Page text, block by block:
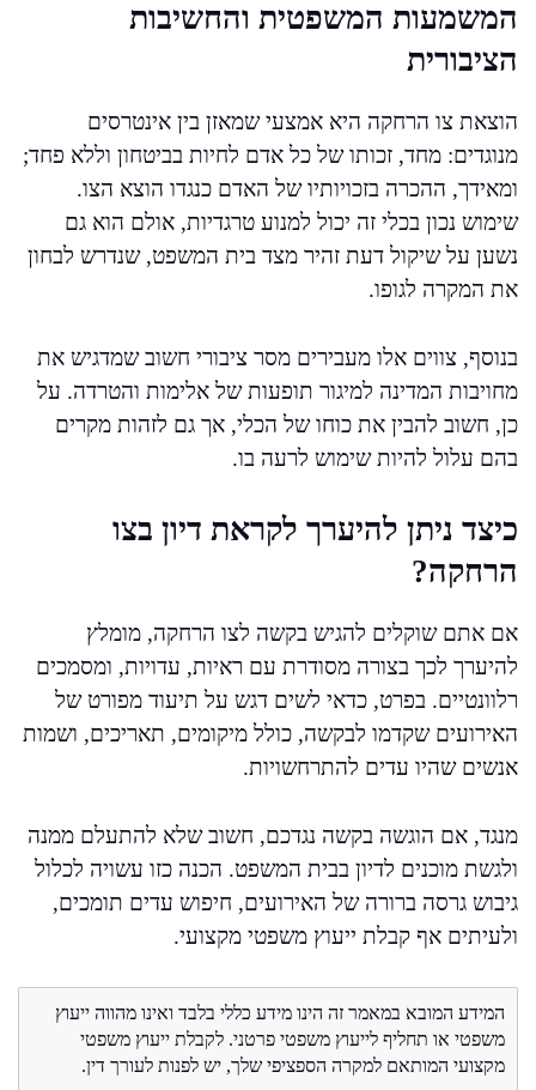
המשמעות המשפטית והחשיבות
הציבורית
הוצאת צו הרחקה היא אמצעי שמאזן בין אינטרסים
מנוגדים: מחד, זכותו של כל אדם לחיות בביטחון וללא פחד;
ומאידך, ההכרה בזכויותיו של האדם כנגדו הוצא הצו.
שימוש נכון בכלי זה יכול למנוע טרגדיות, אולם הוא גם
נשען על שיקול דעת זהיר מצד בית המשפט, שנדרש לבחון
את המקרה לגופו.
בנוסף, צווים אלו מעבירים מסר ציבורי חשוב שמדגיש את
מחויבות המדינה למיגור תופעות של אלימות והטרדה. על
כן, חשוב להבין את כוחו של הכלי, אך גם לזהות מקרים
בהם עלול להיות שימוש לרעה בו.
כיצד ניתן להיערך לקראת דיון בצו
הרחקה?
אם אתם שוקלים להגיש בקשה לצו הרחקה, מומלץ
להיערך לכך בצורה מסודרת עם ראיות, עדויות, ומסמכים
רלוונטיים. בפרט, כדאי לשים דגש על תיעוד מפורט של
האירועים שקדמו לבקשה, כולל מיקומים, תאריכים, ושמות
אנשים שהיו עדים להתרחשויות.
מנגד, אם הוגשה בקשה נגדכם, חשוב שלא להתעלם ממנה
ולגשת מוכנים לדיון בבית המשפט. הכנה כזו עשויה לכלול
גיבוש גרסה ברורה של האירועים, חיפוש עדים תומכים,
ולעיתים אף קבלת ייעוץ משפטי מקצועי.
המידע המובא במאמר זה הינו מידע כללי בלבד ואינו מהווה ייעוץ
משפטי או תחליף לייעוץ משפטי פרטני. לקבלת ייעוץ משפטי
מקצועי המותאם למקרה הספציפי שלך, יש לפנות לעורך דין.